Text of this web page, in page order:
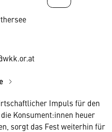
Impuls für den
Konsument:innen heuer
sorgt das Fest weiterhin für